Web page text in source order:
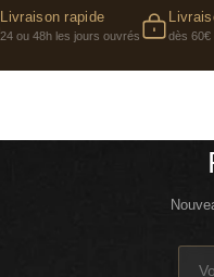
Livraison rapide
24 ou 48h les jours ouvrés dès 60€